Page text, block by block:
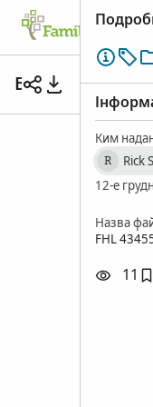
Без назви
Ким
R
Rick
12-е
Назва
FHL
11